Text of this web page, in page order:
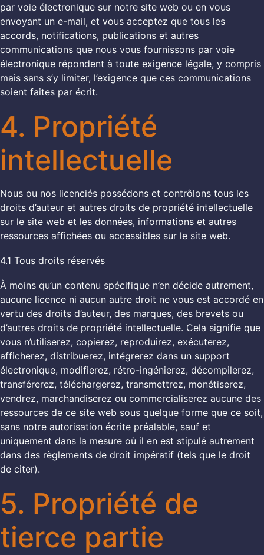
par voie électronique sur notre site web ou en vous
envoyant un e-mail, et vous acceptez que tous les
accords, notifications, publications et autres
communications que nous vous fournissons par voie
électronique répondent à toute exigence légale, y compris
mais sans s’y limiter, l’exigence que ces communications
soient faites par écrit.
4. Propriété
intellectuelle
Nous ou nos licenciés possédons et contrôlons tous les
droits d’auteur et autres droits de propriété intellectuelle
sur le site web et les données, informations et autres
ressources affichées ou accessibles sur le site web.
4.1 Tous droits réservés
À moins qu’un contenu spécifique n’en décide autrement,
aucune licence ni aucun autre droit ne vous est accordé en
vertu des droits d’auteur, des marques, des brevets ou
d’autres droits de propriété intellectuelle. Cela signifie que
vous n’utiliserez, copierez, reproduirez, exécuterez,
afficherez, distribuerez, intégrerez dans un support
électronique, modifierez, rétro-ingénierez, décompilerez,
transférerez, téléchargerez, transmettrez, monétiserez,
vendrez, marchandiserez ou commercialiserez aucune des
ressources de ce site web sous quelque forme que ce soit,
sans notre autorisation écrite préalable, sauf et
uniquement dans la mesure où il en est stipulé autrement
dans des règlements de droit impératif (tels que le droit
de citer).
5. Propriété de
tierce partie